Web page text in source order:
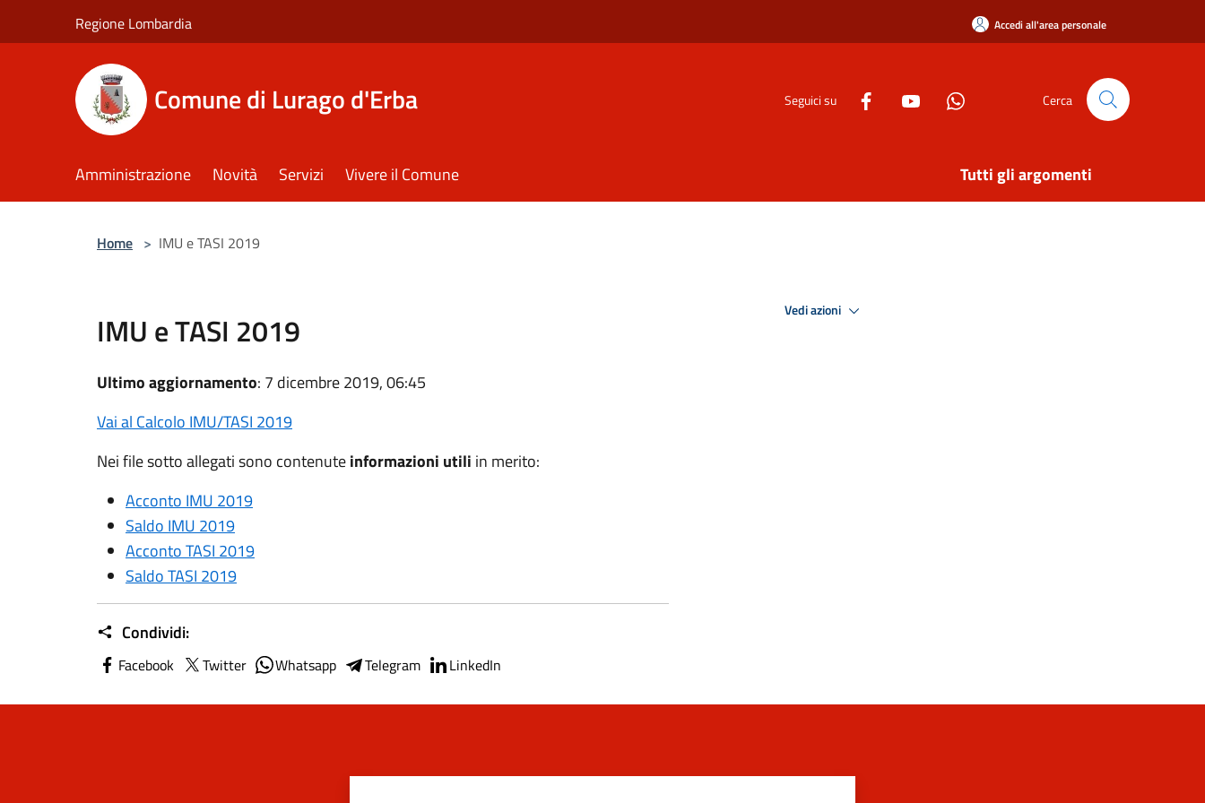
Regione Lombardia Accedi all'area personale
Comune di Lurago d'Erba Seguici su Cerca
Amministrazione Novità Servizi Vivere il Comune Tutti gli argomenti
Home > IMU e TASI 2019
IMU e TASI 2019
Ultimo aggiornamento: 7 dicembre 2019, 06:45
Vai al Calcolo IMU/TASI 2019
Nei file sotto allegati sono contenuteinformazioni utili in merito:
Acconto IMU 2019
Saldo IMU 2019
Acconto TASI 2019
Saldo TASI 2019
Condividi:
Facebook Twitter Whatsapp Telegram LinkedIn
Vedi azioni